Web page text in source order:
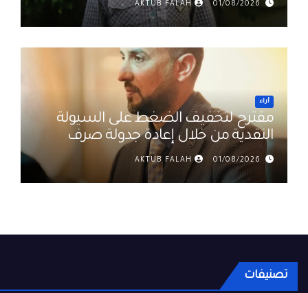
01/08/2026
AKTUB FALAH
أراء
مقترح لتخفيف الضغط على السيولة
النقدية من خلال إعادة جدولة صرف
رواتب الموظفين في العراق د. عمر
حميد
01/08/2026
AKTUB FALAH
تصنيفات